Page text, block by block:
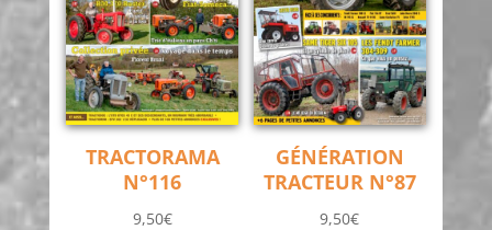
TRACTORAMA
N°116
9,50€
GÉNÉRATION
TRACTEUR N°87
9,50€